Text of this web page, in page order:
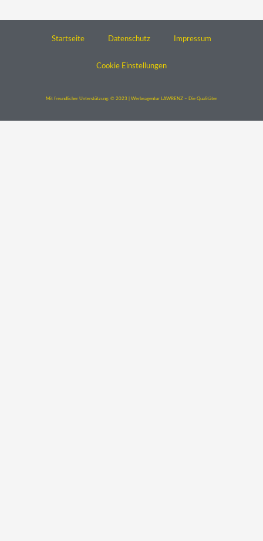
Startseite Datenschutz Impressum
Cookie Einstellungen
Mit freundlicher Unterstützung: © 2023 | Werbeagentur LAWRENZ – Die Qualitäter